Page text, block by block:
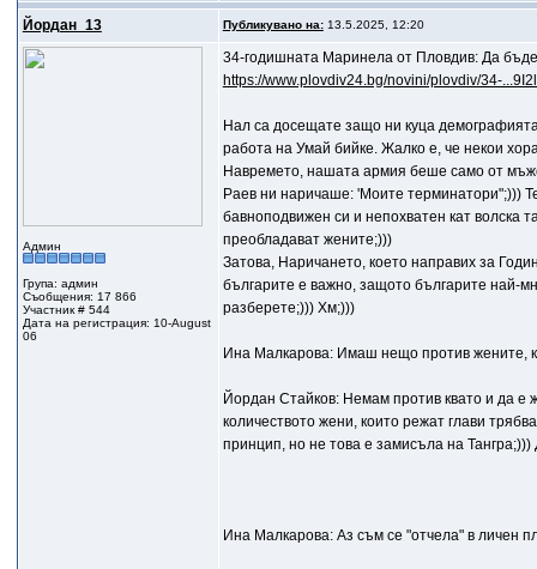
Йордан_13 Публикувано на:13.5.2025, 12:20
Админ
Група: админ
Съобщения: 17 866
Участник # 544
Дата на регистрация: 10-August
06
34-годишната Маринела от Пловдив: Да
https://www.plovdiv24.bg/novini/plovdiv/34-
Нал са досещате защо ни куца
работа на Умай бийке. Жалко е, че некои
Навремето, нашата армия беше само от
Раев ни наричаше: 'Моите терминатори";)))
бавноподвижен си и непохватен кат волска
преобладават жените;)))
Затова, Наричането, което направих за
българите е важно, защото българите най-
разберете;))) Хм;)))
Ина Малкарова: Имаш нещо против жените,
Йордан Стайков: Немам против квато и да е
количеството жени, които режат глави
принцип, но не това е замисъла на
Ина Малкарова: Аз съм се "отчела" в личен